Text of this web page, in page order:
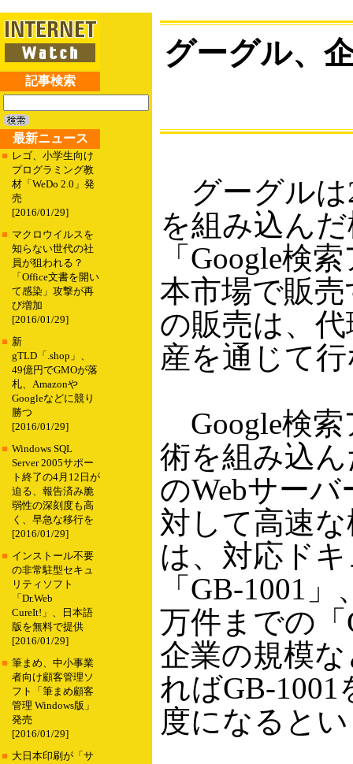
記事検索
最新ニュース
■ レゴ、小学生向け
プログラミング教
材「WeDo 2.0」発
売
[2016/01/29]
■ マクロウイルスを
知らない世代の社
員が狙われる？
「Office文書を開い
て感染」攻撃が再
び増加
[2016/01/29]
■ 新
gTLD「.shop」、
49億円でGMOが落
札、Amazonや
Googleなどに競り
勝つ
[2016/01/29]
■ Windows SQL
Server 2005サポー
ト終了の4月12日が
迫る、報告済み脆
弱性の深刻度も高
く、早急な移行を
[2016/01/29]
■ インストール不要
の非常駐型セキュ
リティソフト
「Dr.Web
CureIt!」、日本語
版を無料で提供
[2016/01/29]
■ 筆まめ、中小事業
者向け顧客管理ソ
フト「筆まめ顧客
管理 Windows版」
発売
[2016/01/29]
■ 大日本印刷が「サ
グーグル、
グーグルは
を組み込ん
「Google検
本市場で販
の販売は、
産を通じて
Google検索
術を組み込
のWebサー
対して高速
は、対応ド
「GB-1001
万件までの
企業の規模
ればGB-
度になると